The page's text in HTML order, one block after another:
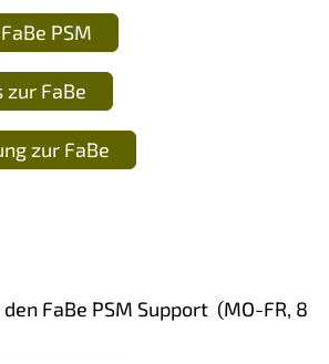
PSM
FaBe
zur FaBe
FaBe PSM Support (MO-FR, 8